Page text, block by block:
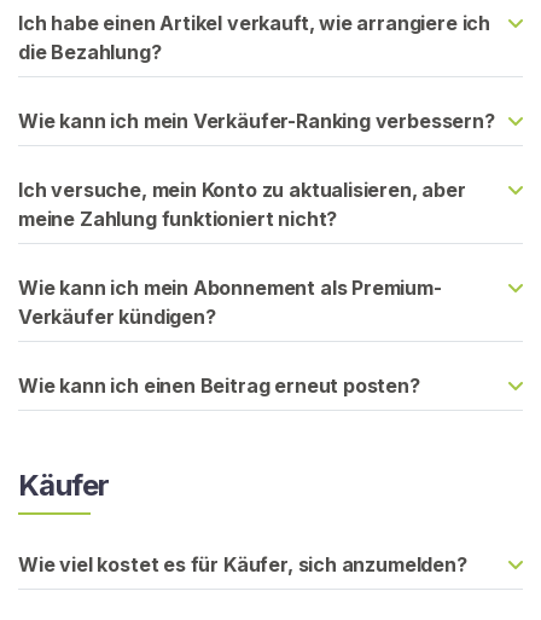
Ich habe einen Artikel verkauft, wie arrangiere ich
die Bezahlung?
Wie kann ich mein Verkäufer-Ranking verbessern?
Ich versuche, mein Konto zu aktualisieren, aber
meine Zahlung funktioniert nicht?
Wie kann ich mein Abonnement als Premium-
Verkäufer kündigen?
Wie kann ich einen Beitrag erneut posten?
Käufer
Wie viel kostet es für Käufer, sich anzumelden?
S
I
E
I
C
K
O
S
T
N
L
O
>
t
a
t